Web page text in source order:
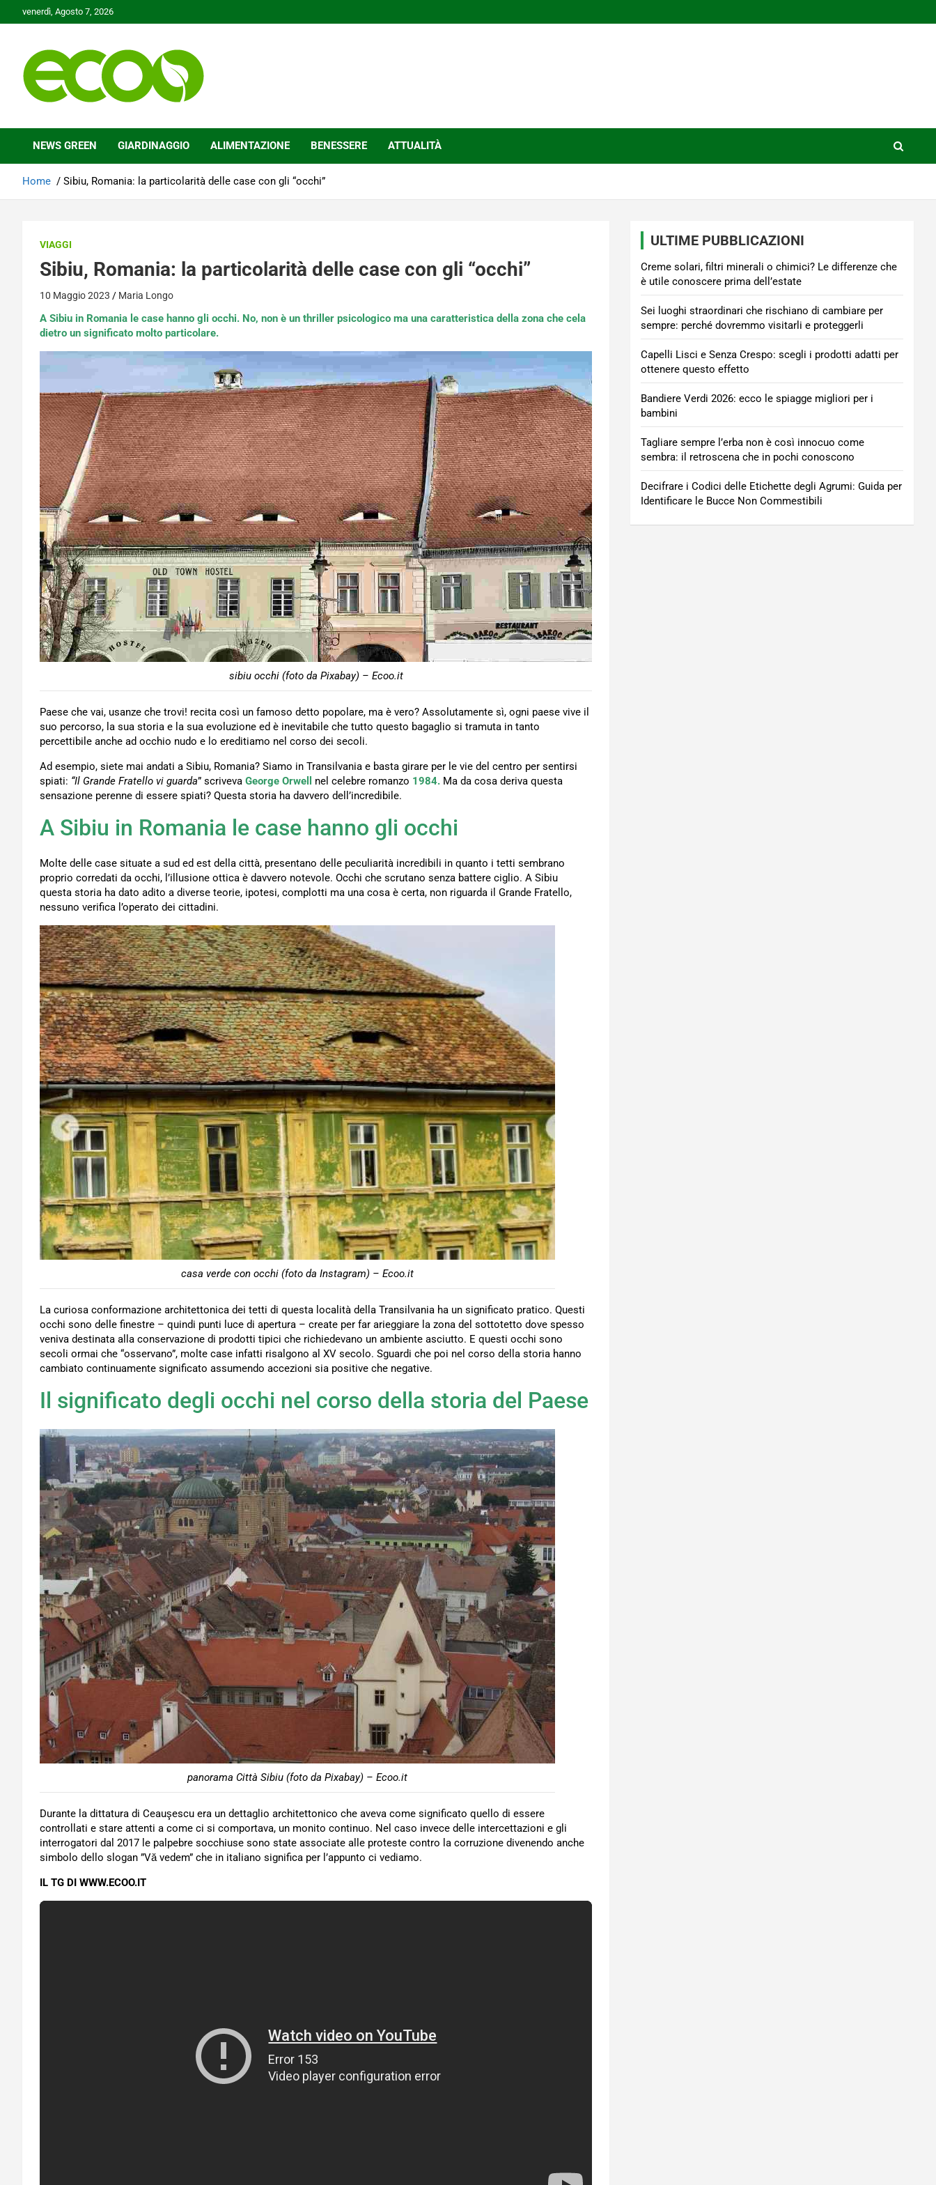
to
venerdì, Agosto 7, 2026
Ecoo.it
NEWS GREEN GIARDINAGGIO ALIMENTAZIONE BENESSERE ATTUALITÀ
Home Sibiu, Romania: la particolarità delle case con gli “occhi”
VIAGGI
Sibiu, Romania: la particolarità delle case con gli “occhi”
10 Maggio 2023 Maria Longo
A Sibiu in Romania le case hanno gli occhi. No, non è un thriller psicologico ma una caratteristica della zona che cela
dietro un significato molto particolare.
sibiu occhi (foto da Pixabay) – Ecoo.it
Paese che vai, usanze che trovi! recita così un famoso detto popolare, ma è vero? Assolutamente sì, ogni paese vive il
suo percorso, la sua storia e la sua evoluzione ed è inevitabile che tutto questo bagaglio si tramuta in tanto
percettibile anche ad occhio nudo e lo ereditiamo nel corso dei secoli.
Ad esempio, siete mai andati a Sibiu, Romania? Siamo in Transilvania e basta girare per le vie del centro per sentirsi
spiati: “Il Grande Fratello vi guarda” scriveva George Orwell nel celebre romanzo 1984. Ma da cosa deriva questa
sensazione perenne di essere spiati? Questa storia ha davvero dell’incredibile.
A Sibiu in Romania le case hanno gli occhi
Molte delle case situate a sud ed est della città, presentano delle peculiarità incredibili in quanto i tetti sembrano
proprio corredati da occhi, l’illusione ottica è davvero notevole. Occhi che scrutano senza battere ciglio. A Sibiu
questa storia ha dato adito a diverse teorie, ipotesi, complotti ma una cosa è certa, non riguarda il Grande Fratello,
nessuno verifica l’operato dei cittadini.
casa verde con occhi (foto da Instagram) – Ecoo.it
La curiosa conformazione architettonica dei tetti di questa località della Transilvania ha un significato pratico. Questi
occhi sono delle finestre – quindi punti luce di apertura – create per far arieggiare la zona del sottotetto dove spesso
veniva destinata alla conservazione di prodotti tipici che richiedevano un ambiente asciutto. E questi occhi sono
secoli ormai che “osservano”, molte case infatti risalgono al XV secolo. Sguardi che poi nel corso della storia hanno
cambiato continuamente significato assumendo accezioni sia positive che negative.
Il significato degli occhi nel corso della storia del Paese
panorama Città Sibiu (foto da Pixabay) – Ecoo.it
Durante la dittatura di Ceauşescu era un dettaglio architettonico che aveva come significato quello di essere
controllati e stare attenti a come ci si comportava, un monito continuo. Nel caso invece delle intercettazioni e gli
interrogatori dal 2017 le palpebre socchiuse sono state associate alle proteste contro la corruzione divenendo anche
simbolo dello slogan ”Vă vedem” che in italiano significa per l’appunto ci vediamo.
IL TG DI WWW.ECOO.IT
ULTIME PUBBLICAZIONI
Creme solari, filtri minerali o chimici? Le differenze che
è utile conoscere prima dell’estate
Sei luoghi straordinari che rischiano di cambiare per
sempre: perché dovremmo visitarli e proteggerli
Capelli Lisci e Senza Crespo: scegli i prodotti adatti per
ottenere questo effetto
Bandiere Verdi 2026: ecco le spiagge migliori per i
bambini
Tagliare sempre l’erba non è così innocuo come
sembra: il retroscena che in pochi conoscono
Decifrare i Codici delle Etichette degli Agrumi: Guida per
Identificare le Bucce Non Commestibili